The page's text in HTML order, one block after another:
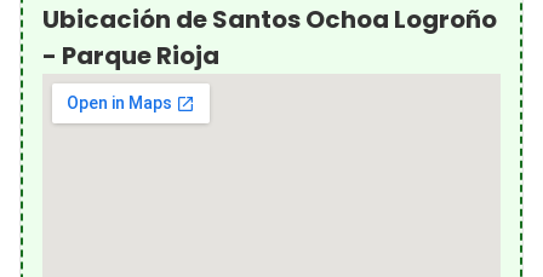
Ubicación de Santos Ochoa Logroño
- Parque Rioja